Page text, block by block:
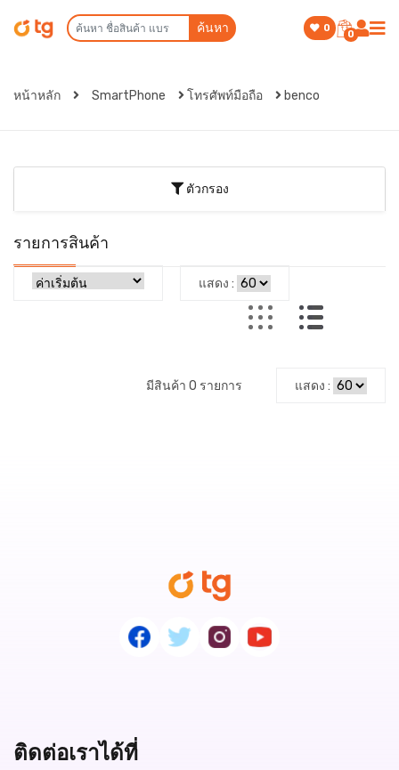
ค้นหา 0
0
หน้าหลัก SmartPhone โทรศัพท์มือถือ benco
ตัวกรอง
รายการสินค้า
แสดง :
มีสินค้า 0 รายการ แสดง :
ติดต่อเราได้ที่